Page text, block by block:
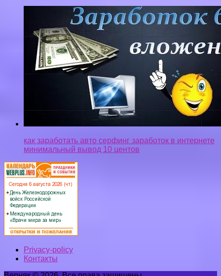
как заработать авто серфинг заработок в интернете
минимальный вывод 10 центов
Privacy-policy
Контакты